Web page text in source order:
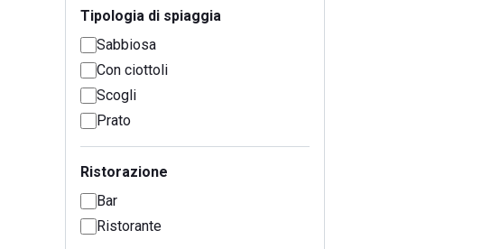
Tipologia di spiaggia
Sabbiosa
Con ciottoli
Scogli
Prato
Ristorazione
Bar
Ristorante